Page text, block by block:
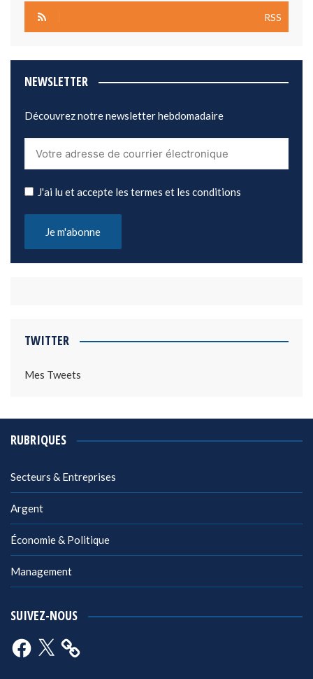
RSS
NEWSLETTER
Découvrez notre newsletter hebdomadaire
J'ai lu et accepte les termes et les conditions
TWITTER
Mes Tweets
RUBRIQUES
Secteurs & Entreprises
Argent
Économie & Politique
Management
SUIVEZ-NOUS
Facebook
X